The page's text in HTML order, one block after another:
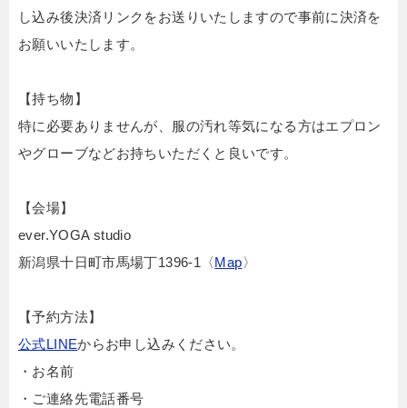
し込み後決済リンクをお送りいたしますので事前に決済を
お願いいたします。
【持ち物】
特に必要ありませんが、服の汚れ等気になる方はエプロン
やグローブなどお持ちいただくと良いです。
【会場】
ever.YOGA studio
新潟県十日町市馬場丁1396-1 〈 Map〉
【予約方法】
公式LINEからお申し込みください。
・お名前
・ご連絡先電話番号